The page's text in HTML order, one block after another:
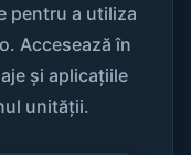
pentru a utiliza
Accesează în
și aplicațiile
unității.